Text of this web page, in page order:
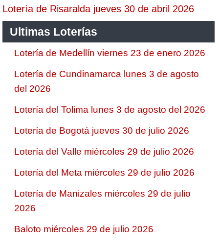
Lotería de Risaralda jueves 30 de abril 2026
Ultimas Loterías
Lotería de Medellín viernes 23 de enero 2026
Lotería de Cundinamarca lunes 3 de agosto
del 2026
Lotería del Tolima lunes 3 de agosto del 2026
Lotería de Bogotá jueves 30 de julio 2026
Lotería del Valle miércoles 29 de julio 2026
Lotería del Meta miércoles 29 de julio 2026
Lotería de Manizales miércoles 29 de julio
2026
Baloto miércoles 29 de julio 2026